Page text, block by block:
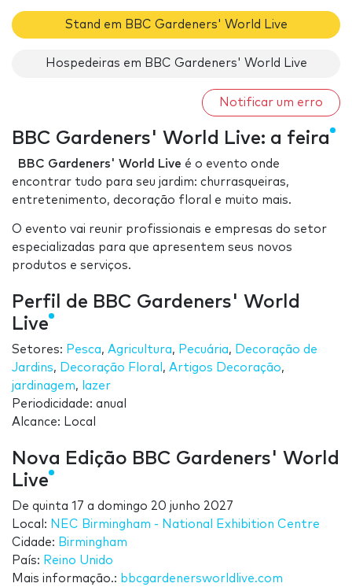
Stand em BBC Gardeners' World Live
Hospedeiras em BBC Gardeners' World Live
Notificar um erro
BBC Gardeners' World Live: a feira
BBC Gardeners' World Live é o evento onde
encontrar tudo para seu jardim: churrasqueiras,
entretenimento, decoração floral e muito mais.
O evento vai reunir profissionais e empresas do setor
especializadas para que apresentem seus novos
produtos e serviços.
Perfil de BBC Gardeners' World
Live
Setores: Pesca, Agricultura, Pecuária, Decoração de
Jardins, Decoração Floral , Artigos Decoração,
jardinagem, lazer
Periodicidade: anual
Alcance: Local
Nova Edição BBC Gardeners' World
Live
De quinta 17 a domingo 20 junho 2027
Local: NEC Birmingham - National Exhibition Centre
Cidade: Birmingham
País: Reino Unido
Mais informação.: bbcgardenersworldlive.com